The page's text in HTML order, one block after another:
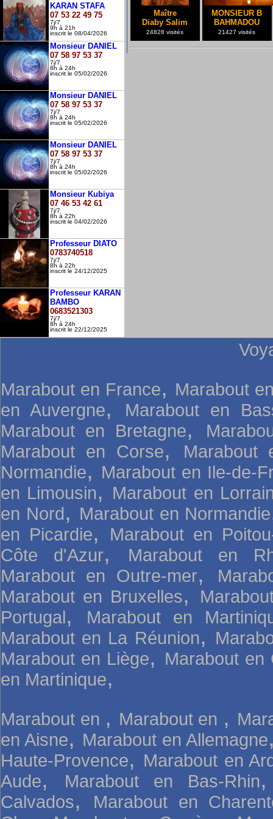
KARAN STAFA
07 53 22 49 75
7j/7
9h à 21h
inscrit le 08/04/2026
Monsieur DANIEL
07 58 97 53 37
7j/7
8h à 24h
inscrit le 05/02/2026
Monsieur DANIEL
07 58 97 53 37
7j/7
8h à 24h
inscrit le 05/02/2026
Monsieur DANIEL
07 58 97 53 37
7j/7
8h à 24h
inscrit le 05/02/2026
Monsieur Kubiya
07 46 53 42 61
7j/7
8h à 22h
inscrit le 04/02/2026
Professeur DIATO
0783740518
7j/7
8h à 22h
inscrit le 24/12/2025
Professeur KARAN
BAMBO
0683521303
7j/7
8h à 24h
inscrit le 22/12/2025
Maître
Diaby Salim
24828 visités
MONSIEUR B
BAHMADOU
21427 visités
Marabout en France, Marabout
en Auvergne,
Marabout en
Marabout en Bretagne,
Marabout en Corse,
Marabout
Normandie, Marabout en Ile-de-
en Limousin, Marabout en
en Nord, Marabout en Normandie
en Picardie,
Marabout en
Côte d'Azur,
Marabout en
Marabout en Outre-mer,
Marabout en Bruxelles,
Portugal,
Marabout en
Marabout en La Réunion,
Marabout en Liège, Marabout en
en Martinique,
Marabout en , Marabout en ,
en Aisne, Marabout en Allemagne
Haute-Provence, Marabout en
Aude, Marabout en Bas-Rhin
Calvados,
Marabout en